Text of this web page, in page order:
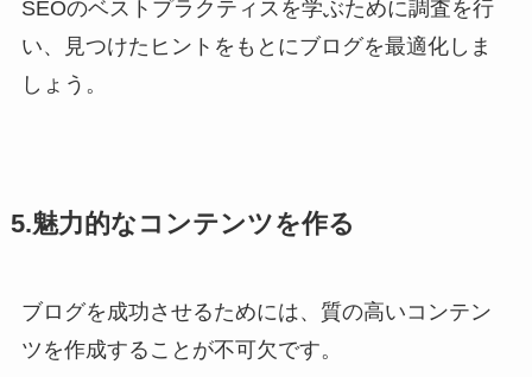
SEOのベストプラクティスを学ぶために調査を行
い、見つけたヒントをもとにブログを最適化しま
しょう。
5.魅力的なコンテンツを作る
ブログを成功させるためには、質の高いコンテン
ツを作成することが不可欠です。